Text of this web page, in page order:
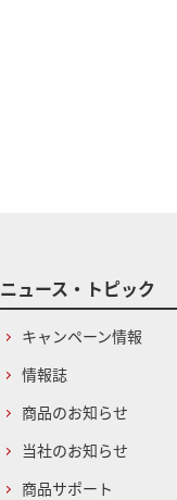
ニュース・トピック
キャンペーン情報
情報誌
商品のお知らせ
当社のお知らせ
商品サポート